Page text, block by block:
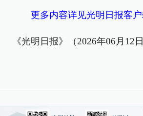
更多内容详见光明日报客
《光明日报》（2026年06月12日